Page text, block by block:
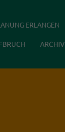
ERLANGEN
ARCHIV